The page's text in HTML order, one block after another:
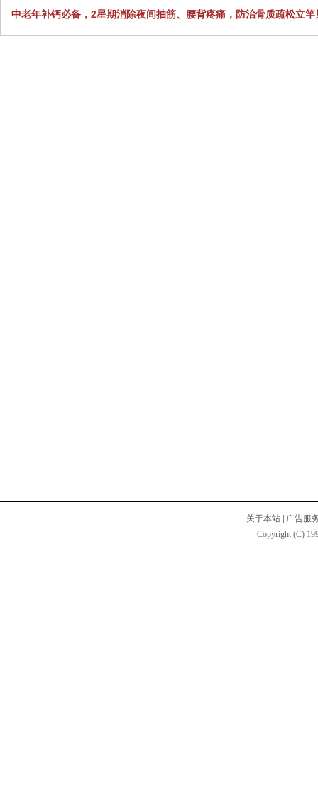
中老年补钙必备，2星期消除夜间抽筋、腰背疼痛，防治骨质疏松立竿
关于本站
广告服
Copyright (C)